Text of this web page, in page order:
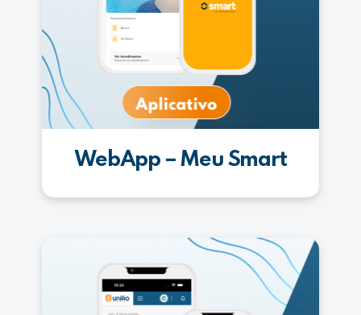
WebApp – Meu Smart